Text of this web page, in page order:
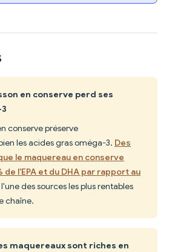
en conserve perd ses
conserve préserve
les acides gras oméga-3. Des
le maquereau en conserve
l'EPA et du DHA par rapport au
des sources les plus rentables
chaîne.
maquereaux sont riches en